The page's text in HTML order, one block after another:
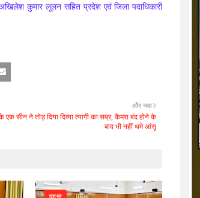
कुमार लूलन सहित प्रदेश एवं जिला पदाधिकारी
और नया
एक सीन ने तोड़ दिया दिव्या त्यागी का सब्र, कैमरा बंद होने के
बाद भी नहीं थमे आंसू
पटना